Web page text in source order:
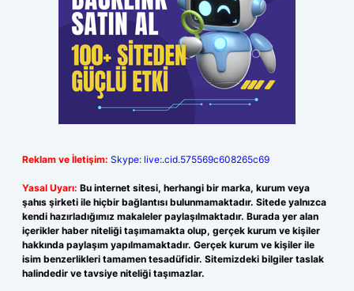
Reklam ve İletişim: Skype: live:.cid.575569c608265c69
Yasal Uyarı: Bu internet sitesi, herhangi bir marka, kurum veya
şahıs şirketi ile hiçbir bağlantısı bulunmamaktadır. Sitede yalnızca
kendi hazırladığımız makaleler paylaşılmaktadır. Burada yer alan
içerikler haber niteliği taşımamakta olup, gerçek kurum ve kişiler
hakkında paylaşım yapılmamaktadır. Gerçek kurum ve kişiler ile
isim benzerlikleri tamamen tesadüfidir. Sitemizdeki bilgiler taslak
halindedir ve tavsiye niteliği taşımazlar.